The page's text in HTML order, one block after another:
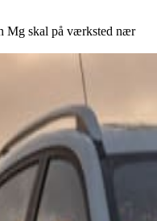
Mg skal på værksted nær